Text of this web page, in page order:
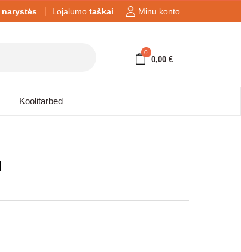
Minu konto
narystės Lojalumo taškai
0
0,00 €
Koolitarbed